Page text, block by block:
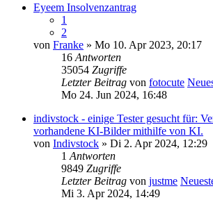
Eyeem Insolvenzantrag
1
2
von Franke » Mo 10. Apr 2023, 20:17
16 Antworten
35054 Zugriffe
Letzter Beitrag von fotocute
Mo 24. Jun 2024, 16:48
indivstock - einige Tester gesucht für:
vorhandene KI-Bilder mithilfe von KI.
von Indivstock » Di 2. Apr 2024, 12:29
1 Antworten
9849 Zugriffe
Letzter Beitrag von justme
Mi 3. Apr 2024, 14:49